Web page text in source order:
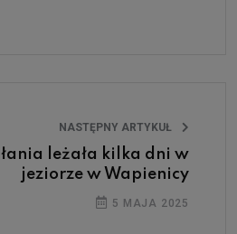
NASTĘPNY ARTYKUŁ
leżała kilka dni w
jeziorze w Wapienicy
5 MAJA 2025